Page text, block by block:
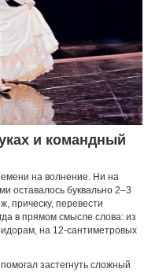
и командный
на волнение. Ни на
оставалось буквально 2–3
прическу, перевести
в прямом смысле слова: из
на 12-сантиметровых
застегнуть сложный